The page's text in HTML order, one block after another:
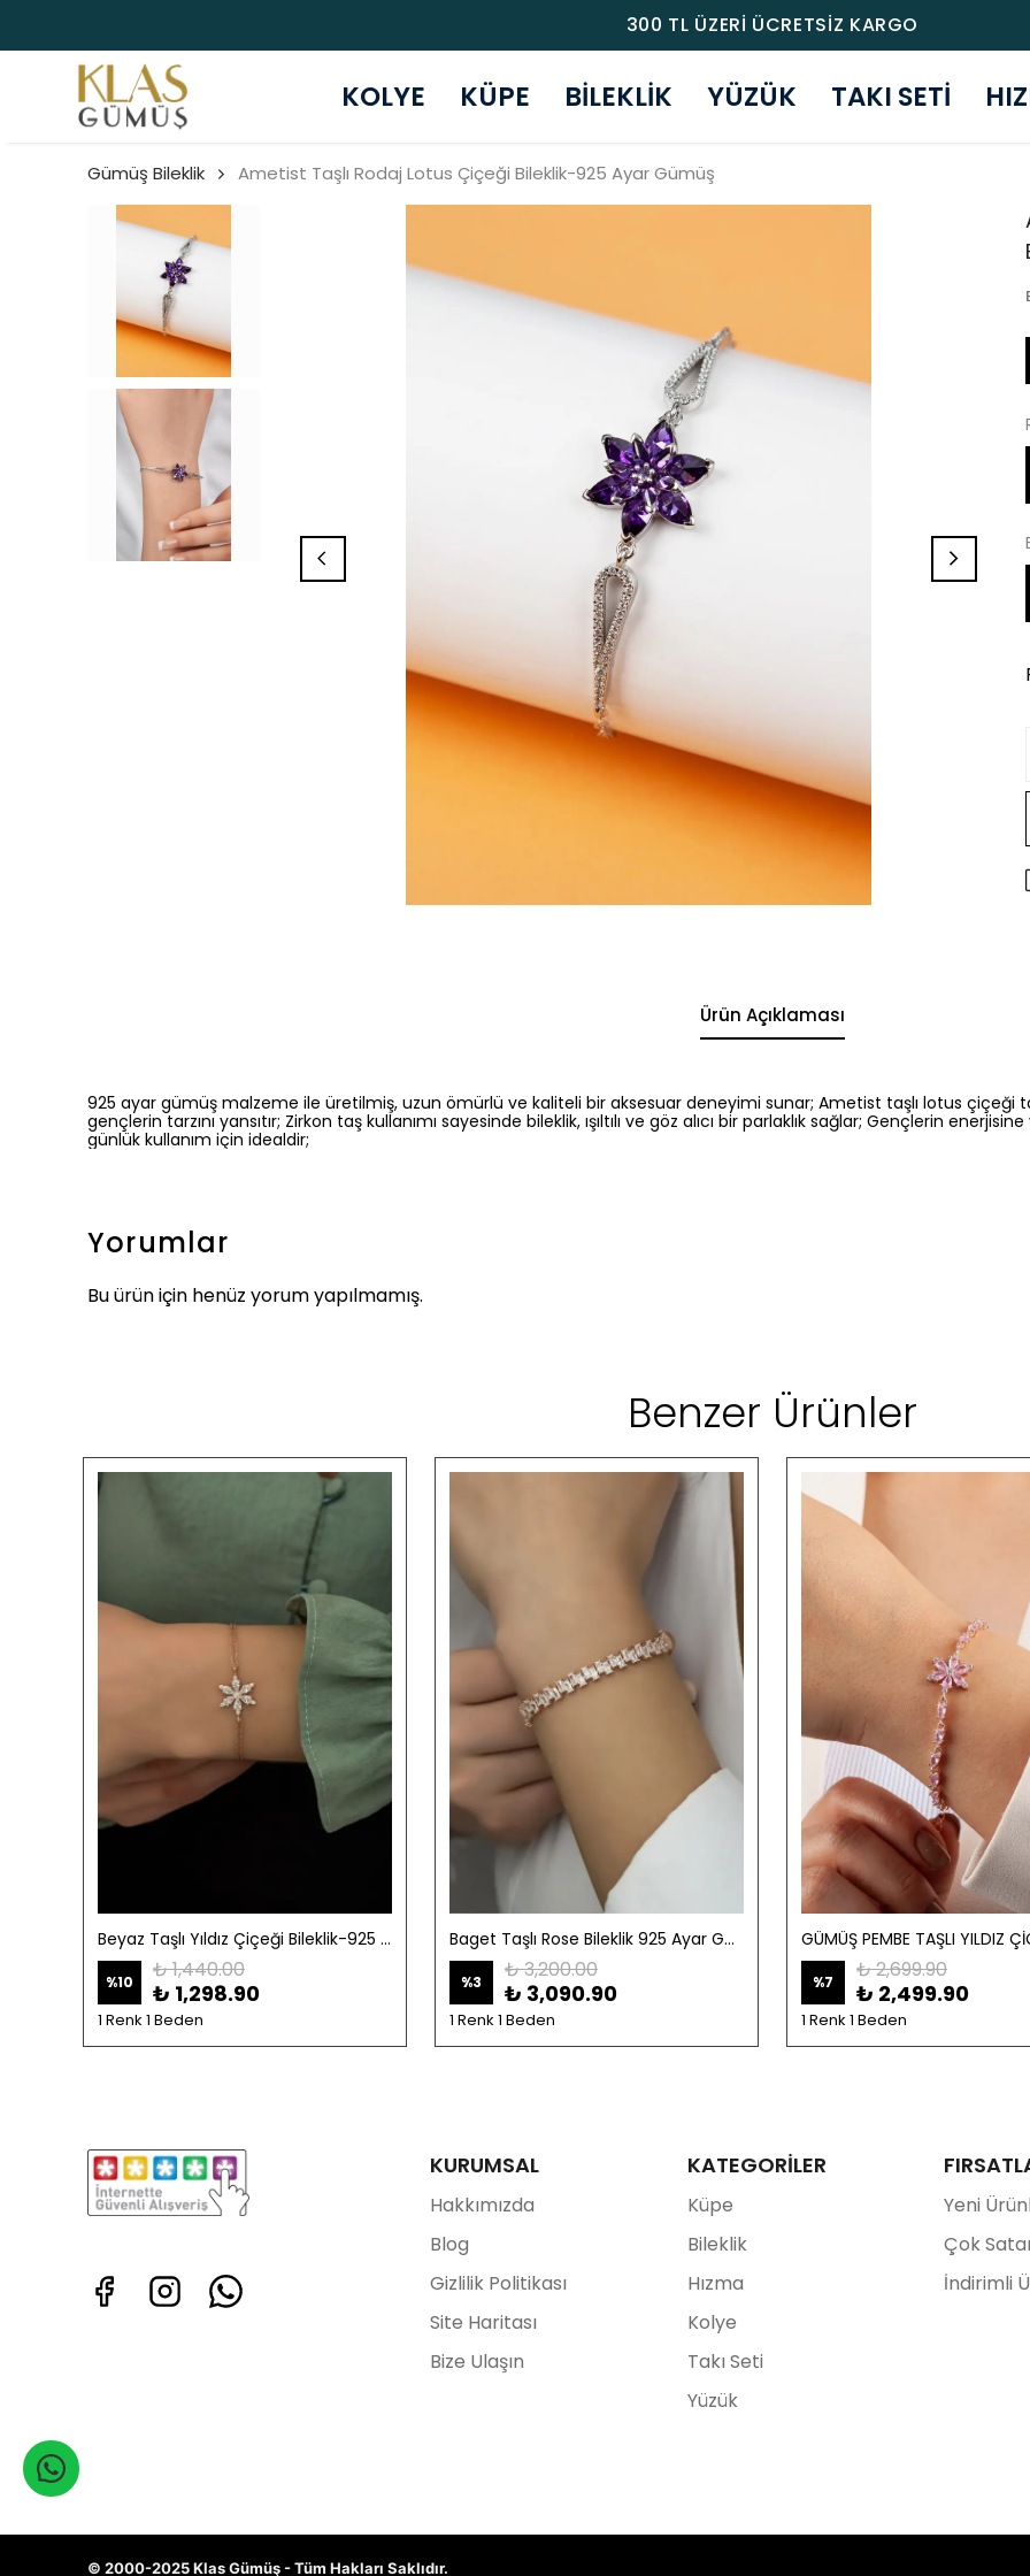
300 TL ÜZERİ ÜCRETSİZ KARGO
KOLYE KÜPE BİLEKLİK YÜZÜK TAKI SETİ
Gümüş Bileklik Ametist Taşlı Rodaj Lotus Çiçeği Bileklik-925 Ayar Gümüş
Ürün Açıklaması
925 ayar gümüş malzeme ile üretilmiş, uzun ömürlü ve kaliteli bir aksesuar deneyimi sunar; Ametist taşlı lotus çiçeği
gençlerin tarzını yansıtır; Zirkon taş kullanımı sayesinde bileklik, ışıltılı ve göz alıcı bir parlaklık sağlar; Gençlerin
günlük kullanım için idealdir;
Yorumlar
Bu ürün için henüz yorum yapılmamış.
Benzer Ürünler
Beyaz Taşlı Yıldız Çiçeği Bileklik-925 Ayar Gümüş
%10 ₺ 1,440.00
₺ 1,298.90
1 Renk 1 Beden
Baget Taşlı Rose Bileklik 925 Ayar Gümüş
%3 ₺ 3,200.00
₺ 3,090.90
1 Renk 1 Beden
%7 ₺ 2,699.90
₺ 2,499.90
1 Renk 1 Beden
KURUMSAL
Hakkımızda
Blog
Gizlilik Politikası
Site Haritası
Bize Ulaşın
KATEGORİLER
Küpe
Bileklik
Hızma
Kolye
Takı Seti
Yüzük
Yeni
Çok
İndirimli
© 2000-2025 Klas Gümüş - Tüm Hakları Saklıdır.